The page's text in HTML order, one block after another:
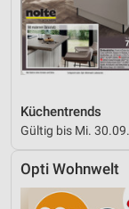
Küchentrends
Gültig bis Mi. 30.09.
Opti Wohnwelt